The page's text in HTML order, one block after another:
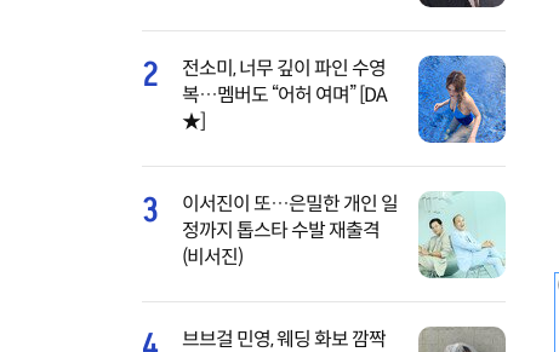
2
전소미, 너무 깊이 파인 수영
복…멤버도 “어허 여며” [DA
★]
3
이서진이 또…은밀한 개인 일
정까지 톱스타 수발 재출격
(비서진)
브브걸 민영, 웨딩 화보 깜짝